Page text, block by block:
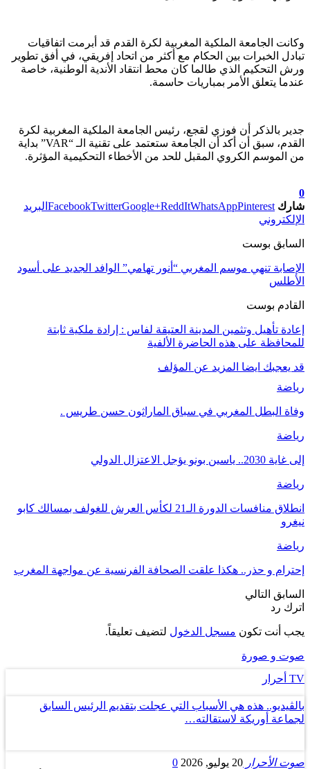
وكانت الجامعة الملكية المغربية لكرة القدم قد أبرمت اتفاقيات
تبادل الخبرات بين الحكام مع أكثر من اتحاد إفريقي، في أفق تطوير
ورش التحكيم الذي طالما كان محط انتقاد الأندية الوطنية، خاصة
عندما يتعلق الأمر بمباريات حاسمة.
جدير بالذكر أن فوزي لقجع، رئيس الجامعة الملكية المغربية لكرة
القدم، سبق أن أكد أن الجامعة ستعتمد على تقنية الـ “VAR” بداية
من الموسم الكروي المقبل للحد من الأخطاء التحكيمية المؤثرة.
0
شارك
FacebookTwitterGoogle+ReddItWhatsAppPinterest
البريد
الإلكتروني
السابق بوست
الإصابة تنهي موسم المغربي “أنور تهامي” الوافد الجديد على أسود
الأطلس
القادم بوست
إعادة تأهيل وتثمين المدينة العتيقة لفاس : إرادة ملكية ثابتة
للمحافظة على هذه الحاضرة الألفية
قد يعجبك ايضا المزيد عن المؤلف
رياضة
وفاة البطل المغربي في سباق الماراثون حسن طريس .
رياضة
إلى غاية 2030.. ياسين بونو يؤجل الاعتزال الدولي
رياضة
انطلاق منافسات الدورة الـ21 لكأس العرش للغولف بمسالك كابو
نيغرو
رياضة
إحترام و حذر.. هكذا علقت الصحافة الفرنسية عن مواجهة المغرب
السابق التالي
اترك رد
يجب أنت تكون مسجل الدخول لتضيف تعليقاً.
صوت و صورة
TV أحرار
بالڤيديو.. هذه هي الأسباب التي عجلت بتقديم الرئيس السابق
لجماعة أوريكة لاستقالته…
صوت الأحرار 20 يوليو, 2026 0